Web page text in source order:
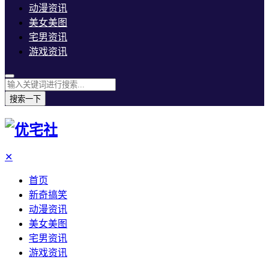
动漫资讯
美女美图
宅男资讯
游戏资讯
搜索一下
✕
首页
新奇搞笑
动漫资讯
美女美图
宅男资讯
游戏资讯